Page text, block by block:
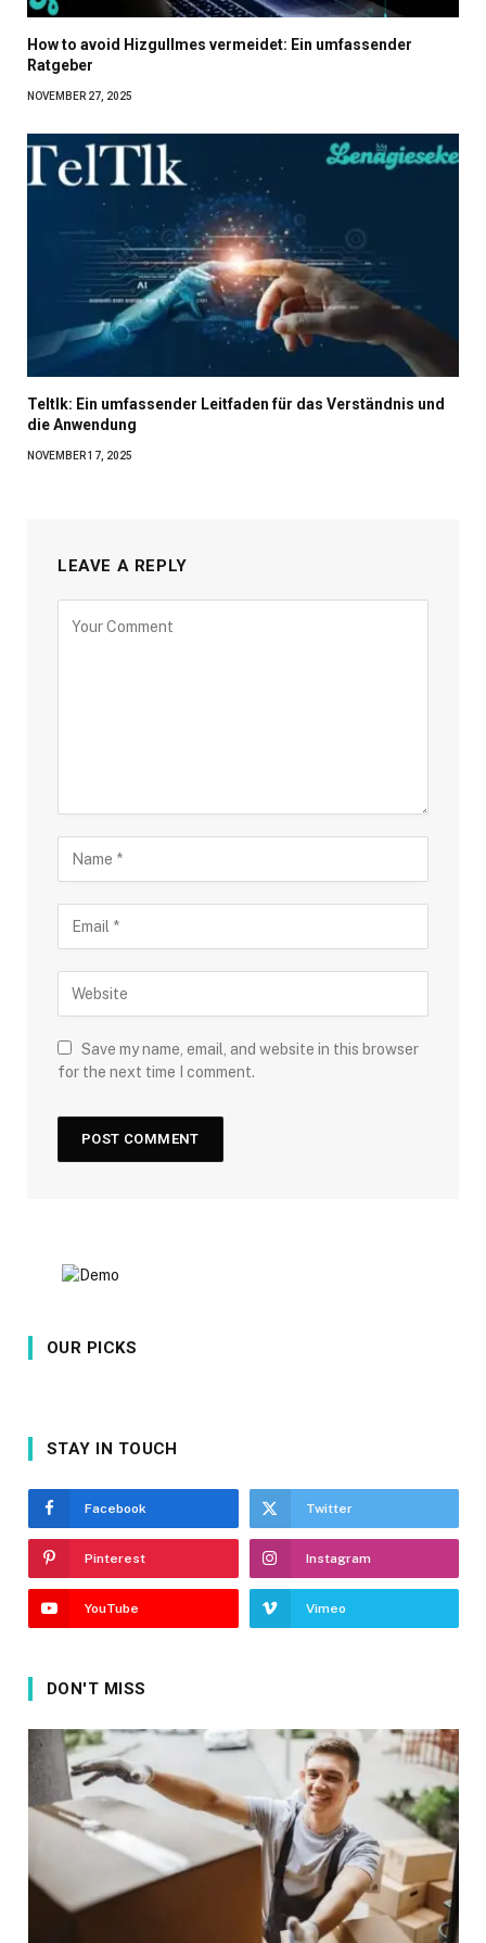
How to avoid Hizgullmes vermeidet: Ein umfassender
Ratgeber
NOVEMBER 27, 2025
Teltlk: Ein umfassender Leitfaden für das Verständnis und
die Anwendung
NOVEMBER 17, 2025
LEAVE A REPLY
Save my name, email, and website in this browser
for the next time I comment.
OUR PICKS
STAY IN TOUCH
Facebook Twitter
Pinterest Instagram
YouTube Vimeo
DON'T MISS